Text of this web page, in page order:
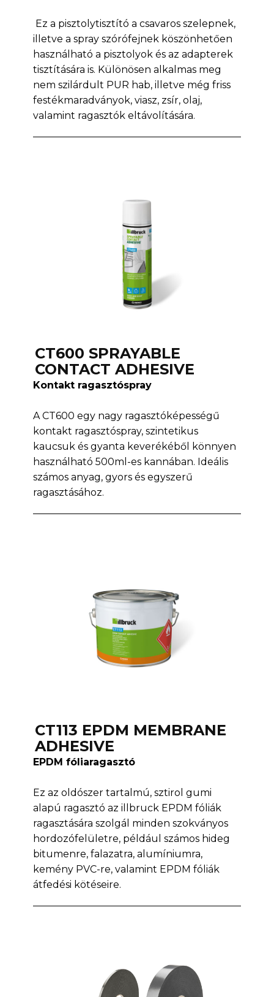
Ez a pisztolytisztító a csavaros szelepnek,
illetve a spray szórófejnek köszönhetően
használható a pisztolyok és az adapterek
tisztítására is. Különösen alkalmas meg
nem szilárdult PUR hab, illetve még friss
festékmaradványok, viasz, zsír, olaj,
valamint ragasztók eltávolítására.
CT600 SPRAYABLE
CONTACT ADHESIVE
Kontakt ragasztóspray
A CT600 egy nagy ragasztóképességű
kontakt ragasztóspray, szintetikus
kaucsuk és gyanta keverékéből könnyen
használható 500ml-es kannában. Ideális
számos anyag, gyors és egyszerű
ragasztásához.
CT113 EPDM MEMBRANE
ADHESIVE
EPDM fóliaragasztó
Ez az oldószer tartalmú, sztirol gumi
alapú ragasztó az illbruck EPDM fóliák
ragasztására szolgál minden szokványos
hordozófelületre, például számos hideg
bitumenre, falazatra, alumíniumra,
kemény PVC-re, valamint EPDM fóliák
átfedési kötéseire.